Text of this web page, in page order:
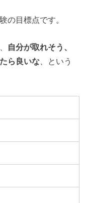
の目標点です。
自分が取れそう、
ら良いな 、という